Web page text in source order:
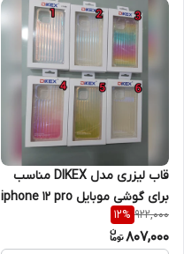
قاب لیزری مدل DIKEX مناسب
برای گوشی موبایل iphone 12 pro
max
922,000
12%
807,000